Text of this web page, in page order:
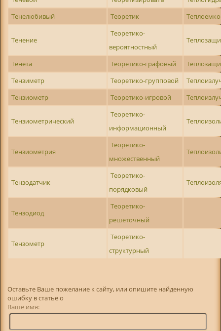
Тенелюбивый
Теоретик
Тенение
Теоретико-
вероятностный
Тенета Теоретико-графовый
Тензиметр
Теоретико-групповой
Тензиометр
Теоретико-игровой
Тензиометрический
Теоретико-
информационный
Тензиометрия
Теоретико-
множественный
Тензодатчик
Теоретико-
порядковый
Тензодиод
Теоретико-
решеточный
Тензометр
Теоретико-
структурный
Оставьте Ваше пожелание к сайту, или опишите найденную
ошибку в статье о
Ваше имя: